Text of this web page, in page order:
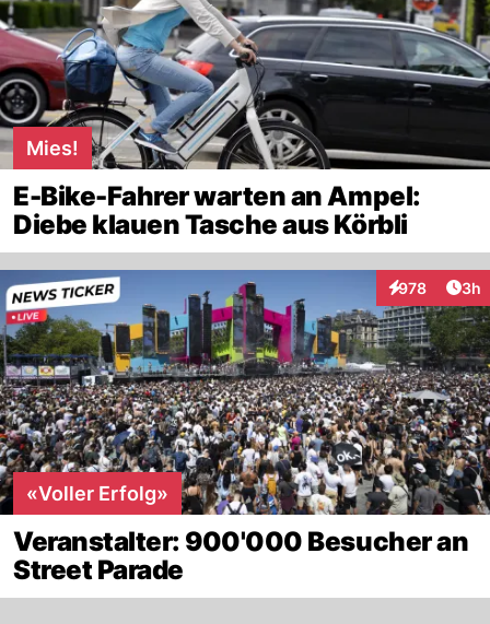
Mies!
E-Bike-Fahrer warten an Ampel:
Diebe klauen Tasche aus Körbli
978
Interaktionen
3h
«Voller Erfolg»
Veranstalter: 900'000 Besucher an
Street Parade